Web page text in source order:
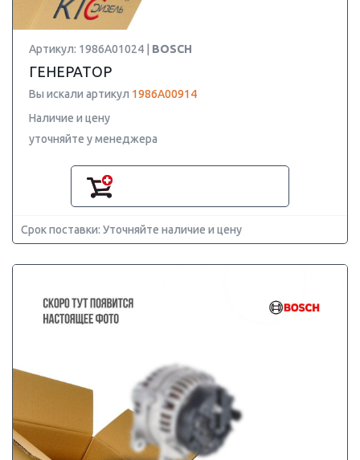
Артикул: 1986A01024 | BOSCH
ГЕНЕРАТОР
Вы искали артикул 1986A00914
Наличие и цену
уточняйте у менеджера
Срок поставки: Уточняйте наличие и цену